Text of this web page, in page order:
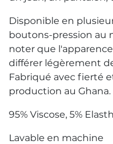
Disponible en
boutons-pression au
noter que
différer légèrement
Fabriqué avec fierté
production au Ghana.
95% Viscose, 5%
Lavable en machine